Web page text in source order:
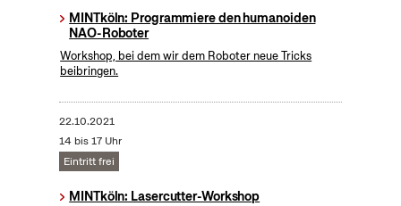
MINTköln: Programmiere den humanoiden
NAO-Roboter
Workshop, bei dem wir dem Roboter neue Tricks
beibringen.
22.10.2021
14 bis 17 Uhr
Eintritt frei
MINTköln: Lasercutter-Workshop